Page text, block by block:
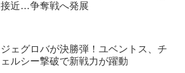
接近…争奪戦へ発展
ジェグロバが決勝弾！ユベントス、チ
ェルシー撃破で新戦力が躍動